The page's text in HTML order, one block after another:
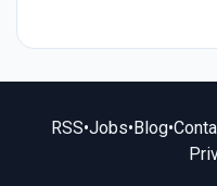
RSS•Jobs• Blog•